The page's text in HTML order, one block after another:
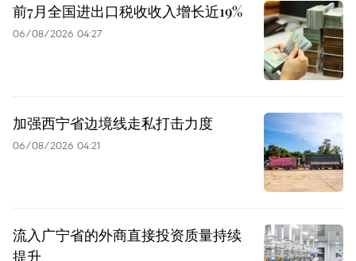
前7月全国进出口税收收入增长近19%
06/08/2026 04:27
加强西宁省边境线走私打击力度
06/08/2026 04:21
流入广宁省的外商直接投资质量持续
提升